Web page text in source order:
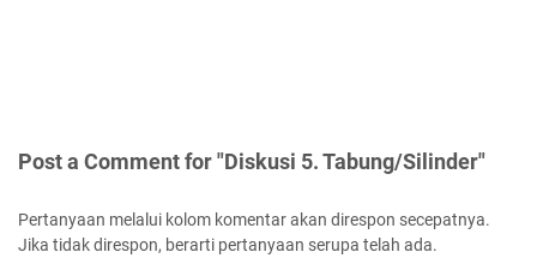
Post a Comment for "Diskusi 5. Tabung/Silinder"
Pertanyaan melalui kolom komentar akan direspon secepatnya.
Jika tidak direspon, berarti pertanyaan serupa telah ada.